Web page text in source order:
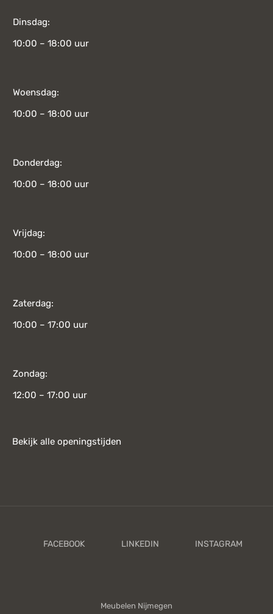
Dinsdag:
10:00 – 18:00 uur
Woensdag:
10:00 – 18:00 uur
Donderdag:
10:00 – 18:00 uur
Vrijdag:
10:00 – 18:00 uur
Zaterdag:
10:00 – 17:00 uur
Zondag:
12:00 – 17:00 uur
Bekijk alle openingstijden
Meubelen Nijmegen